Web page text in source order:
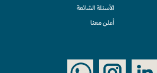
الأسئلة الشائعة
أعلن معنا